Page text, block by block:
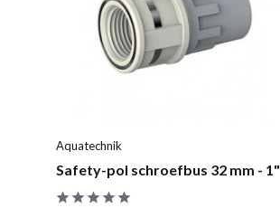
Aquatechnik
Safety-pol schroefbus 32 mm - 1"